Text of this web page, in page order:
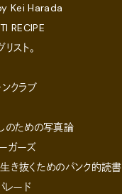
Kei Harada
RECIPE
スト。
クラブ
のための写真論
ガーズ
き抜くためのパンク的読書
レード